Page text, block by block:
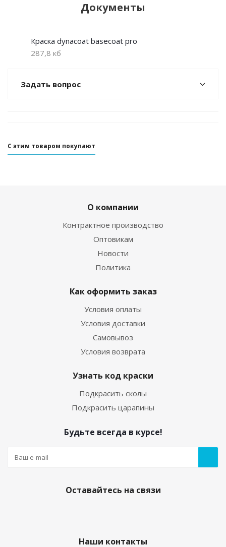
Документы
Краска dynacoat basecoat pro
287,8 кб
Задать вопрос
С этим товаром покупают
О компании
Контрактное производство
Оптовикам
Новости
Политика
Как оформить заказ
Условия оплаты
Условия доставки
Самовывоз
Условия возврата
Узнать код краски
Подкрасить сколы
Подкрасить царапины
Будьте всегда в курсе!
Оставайтесь на связи
Наши контакты